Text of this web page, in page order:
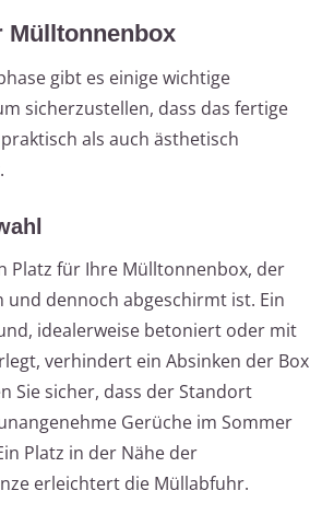
Mülltonnenbox
gibt es einige wichtige
sicherzustellen, dass das fertige
als auch ästhetisch
Platz für Ihre Mülltonnenbox, der
und dennoch abgeschirmt ist. Ein
idealerweise betoniert oder mit
verhindert ein Absinken der Box
Sie sicher, dass der Standort
Gerüche im Sommer
Platz in der Nähe der
erleichtert die Müllabfuhr.